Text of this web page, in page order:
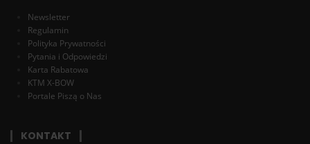
Newsletter
Regulamin
Polityka Prywatności
Pytania i Odpowiedzi
Karta Rabatowa
KTM X-BOW
Portale Piszą o Nas
KONTAKT